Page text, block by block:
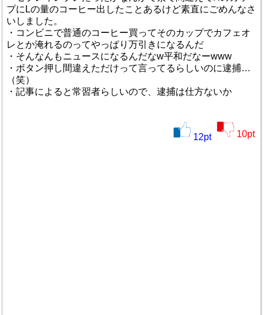
プにLの量のコーヒー出したことあるけど素直にごめんなさ
いしました。
・コンビニで普通のコーヒー買ってそのカップでカフェオ
レとか淹れるのってやっぱり万引きになるんだ
・そんなんもニュースになるんだなw平和だなーwww
・ボタン押し間違えただけって言ってるらしいのに逮捕…
（笑）
・記事によると常習者らしいので、逮捕は仕方ないか
12pt 10pt